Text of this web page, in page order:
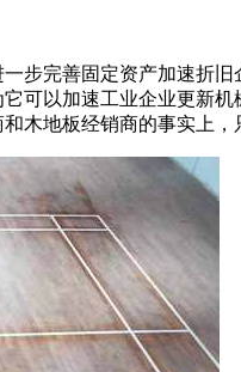
完善固定资产加速折旧
可以加速工业企业更新
木地板经销商的事实上，